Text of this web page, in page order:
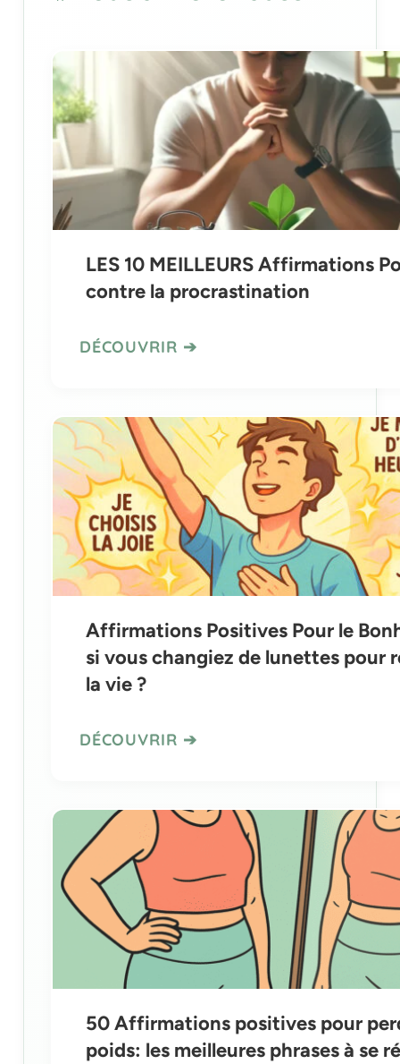
LES 10 MEILLEURS Affirmations
contre la procrastination
Affirmations Positives Pour le
si vous changiez de lunettes pour
la vie ?
50 Affirmations positives pour
poids: les meilleures phrases à se